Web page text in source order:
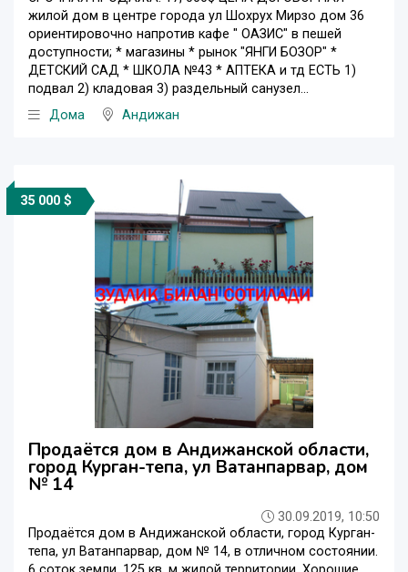
жилой дом в центре города ул Шохрух Мирзо дом 36
ориентировочно напротив кафе " ОАЗИС" в пешей
доступности; * магазины * рынок "ЯНГИ БОЗОР" *
ДЕТСКИЙ САД * ШКОЛА №43 * АПТЕКА и тд ЕСТЬ 1)
подвал 2) кладовая 3) раздельный санузел...
Дома
Андижан
35 000 $
Продаётся дом в Андижанской области,
город Курган-тепа, ул Ватанпарвар, дом
№ 14
30.09.2019, 10:50
Продаётся дом в Андижанской области, город Курган-
тепа, ул Ватанпарвар, дом № 14, в отличном состоянии.